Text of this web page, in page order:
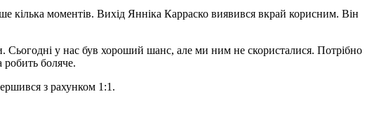
моментів. Вихід Янніка Карраско виявився вкрай корисним. Він
у нас був хороший шанс, але ми ним не скористалися. Потрібно
боляче.
з рахунком 1:1.